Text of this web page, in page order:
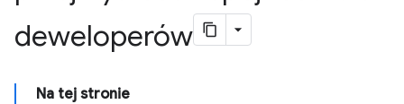
deweloperów
Na tej stronie